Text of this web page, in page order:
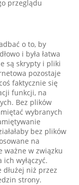
przeglądu
o to, by
i była łatwa
są skrypty i pliki
pozostaje
faktycznie się
funkcji, na
Bez plików
wybranych
bez plików
na
ważne w związku
wyłączyć.
niż przez
strony.